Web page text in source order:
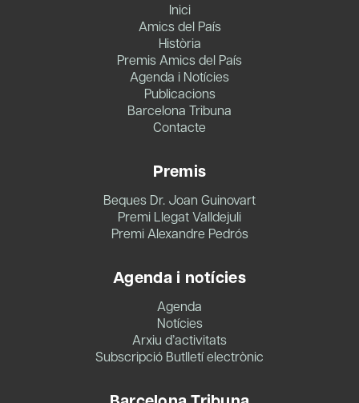
Inici
Amics del País
Història
Premis Amics del País
Agenda i Notícies
Publicacions
Barcelona Tribuna
Contacte
Premis
Beques Dr. Joan Guinovart
Premi Llegat Valldejuli
Premi Alexandre Pedrós
Agenda i notícies
Agenda
Notícies
Arxiu d’activitats
Subscripció Butlletí electrònic